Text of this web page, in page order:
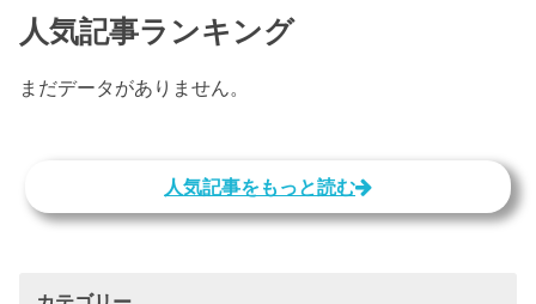
人気記事ランキング
まだデータがありません。
人気記事をもっと読む